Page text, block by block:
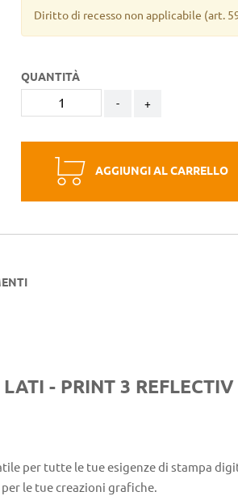
Diritto di recesso non applicabile (art.
QUANTITÀ
- +
AGGIUNGI AL CARRELLO
- PRINT 3
per tutte le tue esigenze di stampa
le tue creazioni grafiche.